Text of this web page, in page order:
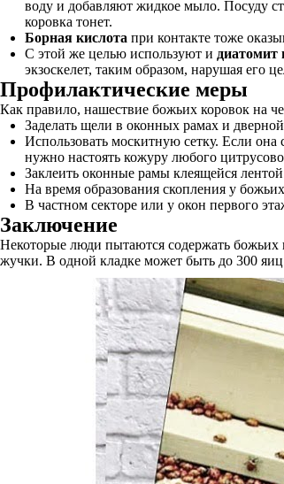
воду и добавляют жидкое мыло. Посуду
коровка тонет.
Борная кислота при контакте тоже
С этой же целью используют и диатомит
экзоскелет, таким образом, нарушая его
Профилактические меры
Как правило, нашествие божьих коровок на
Заделать щели в оконных рамах и
Использовать москитную сетку. Если
нужно настоять кожуру любого
Заклеить оконные рамы клеящейся
На время образования скопления у
В частном секторе или у окон первого
Заключение
Некоторые люди пытаются содержать божьих
жучки. В одной кладке может быть до 300